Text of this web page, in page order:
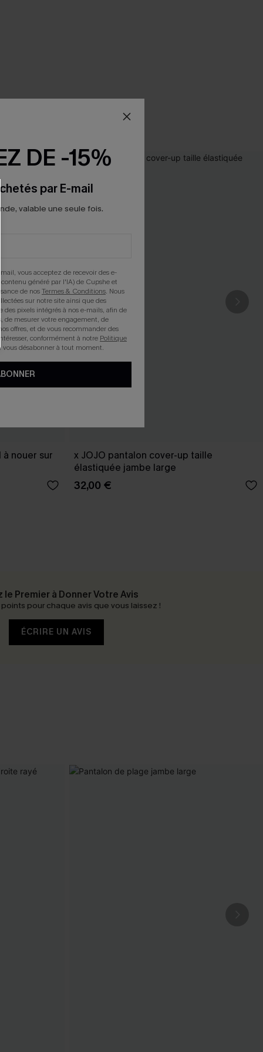
nouer sur
x JOJO pantalon cover-up taille
élastiquée jambe large
32,00 €
le Premier à Donner Votre Avis
pour chaque avis que vous laissez !
ÉCRIRE UN AVIS
DE -15%
par E-mail
valable une seule fois.
vous acceptez de recevoir des e-
généré par l'IA) de Cupshe et
de nosTermes & Conditions. Nous
sur notre site ainsi que des
des pixels intégrés à nos e-mails, afin de
de mesurer votre engagement, de
offres, et de vous recommander des
conformément à notre Politique
vous désabonner à tout moment.